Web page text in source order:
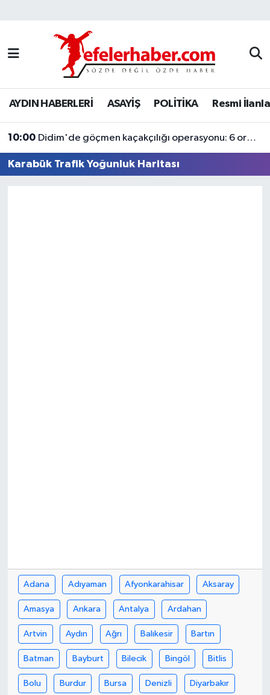
AYDIN HABERLERİ ASAYİŞ POLİTİKA Resmi
10:00 Didim'de göçmen kaçakçılığı operasyonu: 6 organizatör tutuklandı
Karabük Trafik Yoğunluk Haritası
Adana Adıyaman Afyonkarahisar Aksaray
Amasya Ankara Antalya Ardahan
Artvin Aydın Ağrı Balıkesir Bartın
Batman Bayburt Bilecik Bingöl Bitlis
Bolu Burdur Bursa Denizli Diyarbakır
Nöbetçi Eczaneler
Hava Durumu
Aydin Namaz Vakitleri
Trafik Durumu
Süper Lig Puan Durumu ve Fikstür